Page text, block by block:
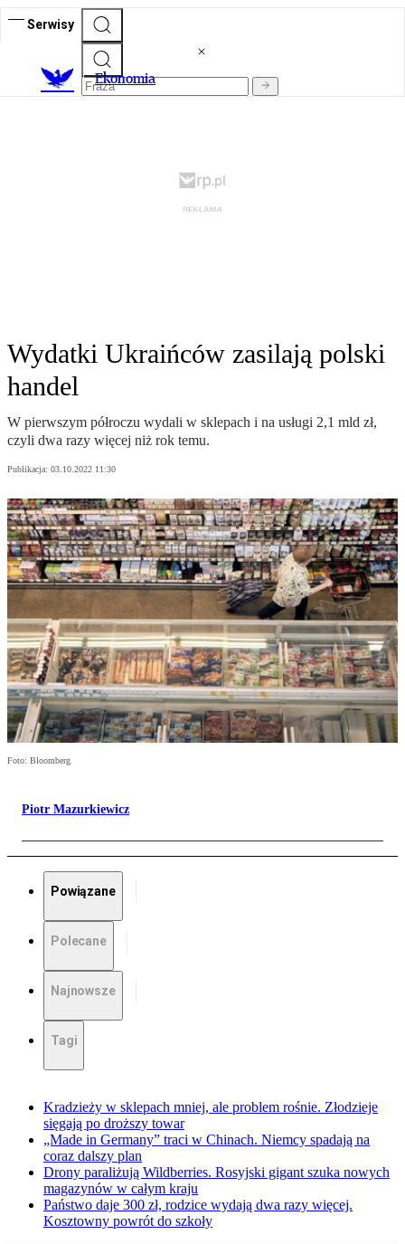
Serwisy
Ekonomia
Wydatki Ukraińców zasilają polski
handel
W pierwszym półroczu wydali w sklepach i na usługi 2,1 mld zł,
czyli dwa razy więcej niż rok temu.
Publikacja: 03.10.2022 11:30
Foto: Bloomberg
Piotr Mazurkiewicz
Powiązane
Polecane
Najnowsze
Tagi
Kradzieży w sklepach mniej, ale problem rośnie. Złodzieje
sięgają po droższy towar
„Made in Germany” traci w Chinach. Niemcy spadają na
coraz dalszy plan
Drony paraliżują Wildberries. Rosyjski gigant szuka nowych
magazynów w całym kraju
Państwo daje 300 zł, rodzice wydają dwa razy więcej.
Kosztowny powrót do szkoły